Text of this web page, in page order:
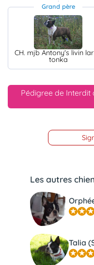
Grand père
CH. mjb Antony's livin
tonka
Pédigree de Interdit
Les autres
Talia